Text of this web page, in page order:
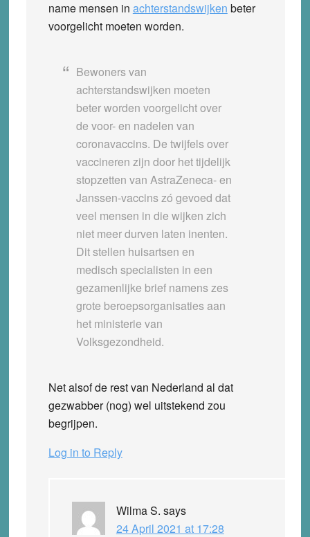
name mensen in achterstandswijken beter
voorgelicht moeten worden.
Bewoners van
achterstandswijken moeten
beter worden voorgelicht over
de voor- en nadelen van
coronavaccins. De twijfels over
vaccineren zijn door het tijdelijk
stopzetten van AstraZeneca- en
Janssen-vaccins zó gevoed dat
veel mensen in die wijken zich
niet meer durven laten inenten.
Dit stellen huisartsen en
medisch specialisten in een
gezamenlijke brief namens zes
grote beroepsorganisaties aan
het ministerie van
Volksgezondheid.
Net alsof de rest van Nederland al dat
gezwabber (nog) wel uitstekend zou
begrijpen.
Log in to Reply
Wilma S. says
24 April 2021 at 17:28